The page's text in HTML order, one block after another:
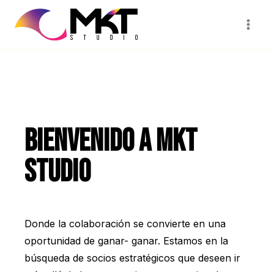
Bienvenido a MKT
Studio
Donde la colaboración se convierte en una
oportunidad de ganar- ganar. Estamos en la
búsqueda de socios estratégicos que deseen ir